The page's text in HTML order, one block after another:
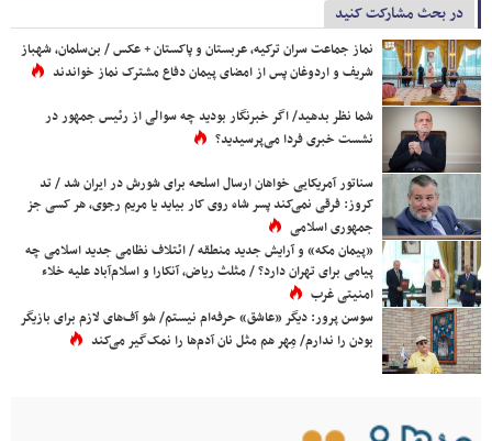
در بحث مشارکت کنید
نماز جماعت سران ترکیه، عربستان و پاکستان + عکس / بن‌سلمان، شهباز
شریف و اردوغان پس از امضای پیمان دفاع مشترک نماز خواندند
شما نظر بدهید/ اگر خبرنگار بودید چه سوالی از رئیس جمهور در
نشست خبری فردا می‌پرسیدید؟
سناتور آمریکایی خواهان ارسال اسلحه برای شورش در ایران شد / تد
کروز: فرقی نمی‌کند پسر شاه روی کار بیاید یا مریم رجوی، هر کسی جز
جمهوری اسلامی
«پیمان مکه» و آرایش جدید منطقه / ائتلاف نظامی جدید اسلامی چه
پیامی برای تهران دارد؟ / مثلث ریاض، آنکارا و اسلام‌آباد علیه خلاء
امنیتی غرب
سوسن پرور: دیگر «عاشق» حرفه‌ام نیستم/ شو آف‌های لازم برای بازیگر
بودن را ندارم/ مِهر هم مثل نان آدم‌ها را نمک‌گیر می‌کند